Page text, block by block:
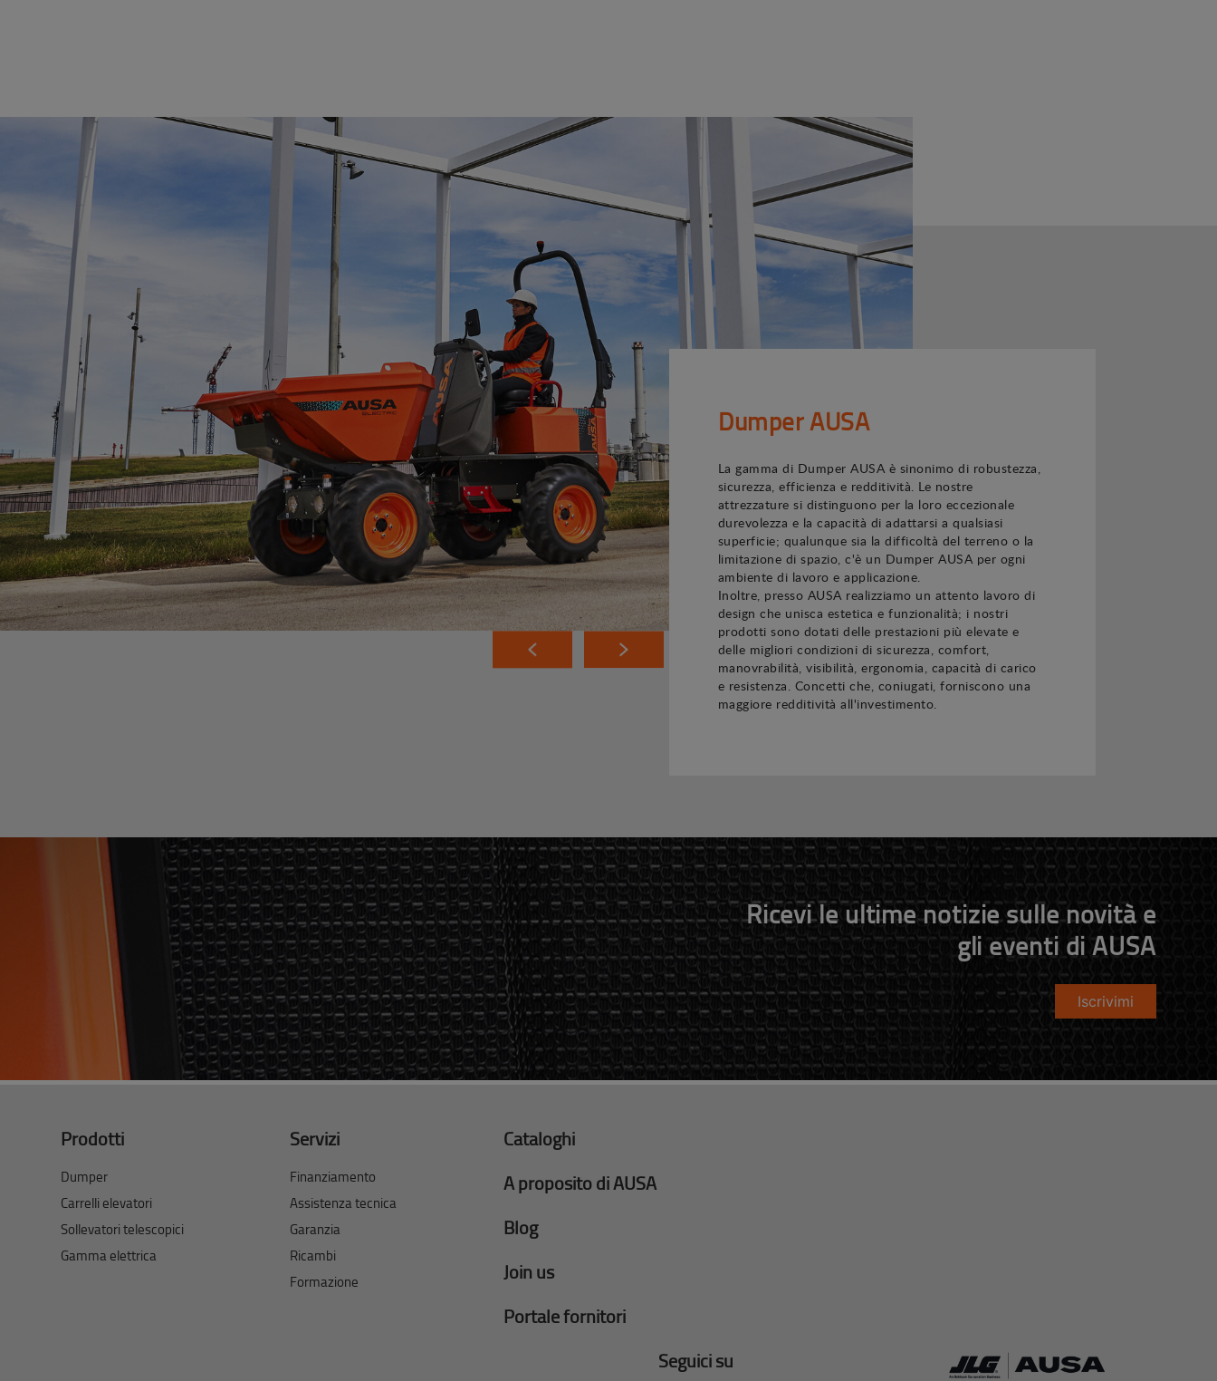
Dumper AUSA
La gamma di Dumper AUSA è sinonimo di robustezza,
sicurezza, efficienza e redditività. Le nostre
attrezzature si distinguono per la loro eccezionale
durevolezza e la capacità di adattarsi a qualsiasi
superficie; qualunque sia la difficoltà del terreno o la
limitazione di spazio, c'è un Dumper AUSA per ogni
ambiente di lavoro e applicazione.
Inoltre, presso AUSA realizziamo un attento lavoro di
design che unisca estetica e funzionalità; i nostri
prodotti sono dotati delle prestazioni più elevate e
delle migliori condizioni di sicurezza, comfort,
manovrabilità, visibilità, ergonomia, capacità di carico
e resistenza. Concetti che, coniugati, forniscono una
maggiore redditività all'investimento.
Ricevi le ultime notizie sulle novità e
gli eventi di AUSA
Iscrivimi
Prodotti
Dumper
Carrelli elevatori
Sollevatori telescopici
Gamma elettrica
Servizi
Finanziamento
Assistenza tecnica
Garanzia
Ricambi
Formazione
Cataloghi
A proposito di AUSA
Blog
Join us
Portale fornitori
Seguici su